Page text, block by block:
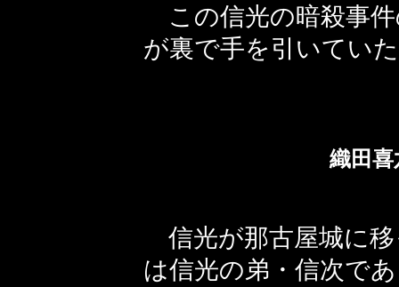
この信光の暗殺事
が裏で手を引いてい
織田喜
信光が那古屋城に
は信光の弟・信次で